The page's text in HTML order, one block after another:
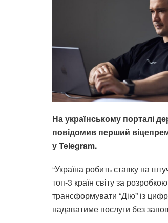
На українському порталі
повідомив перший
у Telegram.
“Україна робить ставку на
топ-3 країн світу за
трансформувати “Дію” із
надаватиме послуги без